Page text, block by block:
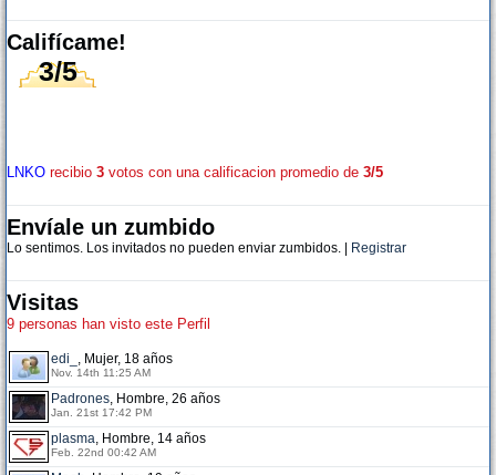
Califícame!
3/5
LNKO recibio 3 votos con una calificacion promedio de 3/5
Envíale un zumbido
Lo sentimos. Los invitados no pueden enviar zumbidos. | Registrar
Visitas
9 personas han visto este Perfil
edi_ , Mujer, 18 años
Nov. 14th 11:25 AM
Padrones, Hombre, 26 años
Jan. 21st 17:42 PM
plasma, Hombre, 14 años
Feb. 22nd 00:42 AM